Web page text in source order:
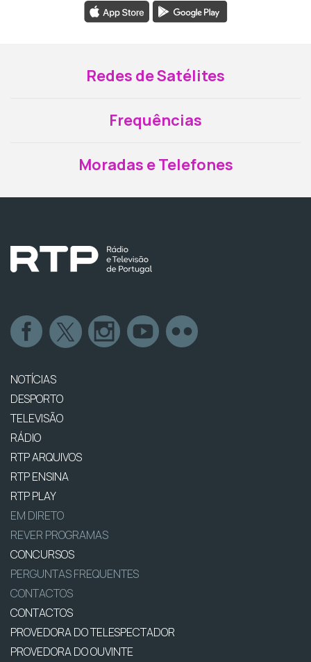
Redes de Satélites
Frequências
Moradas e Telefones
NOTÍCIAS
DESPORTO
TELEVISÃO
RÁDIO
RTP ARQUIVOS
RTP ENSINA
RTP PLAY
EM DIRETO
REVER PROGRAMAS
CONCURSOS
PERGUNTAS FREQUENTES
CONTACTOS
CONTACTOS
PROVEDORA DO TELESPECTADOR
PROVEDORA DO OUVINTE